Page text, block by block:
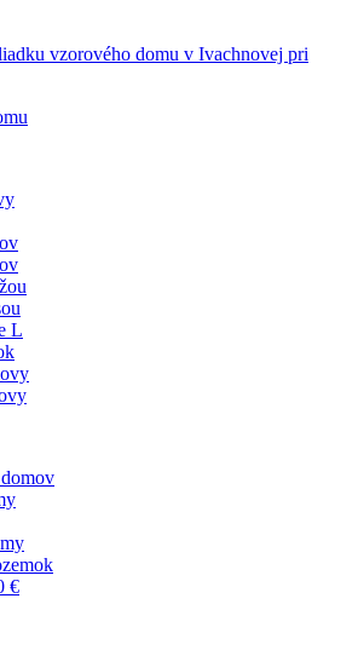
vzorového domu v Ivachnovej pri
L
€